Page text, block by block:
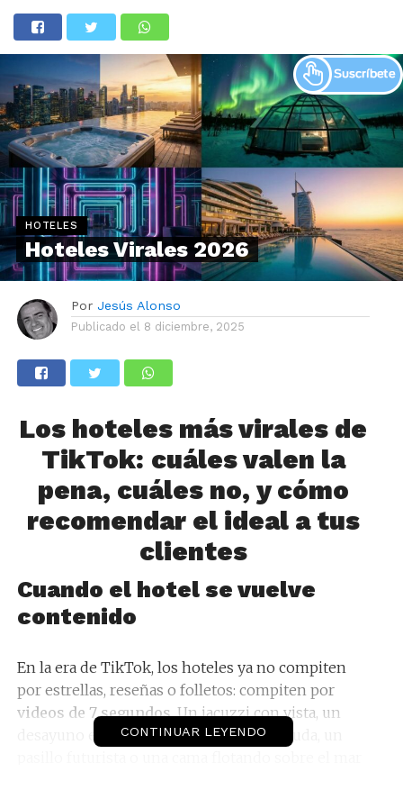
HOTELES
Hoteles Virales 2026
Por Jesús Alonso
Publicado el 8 diciembre, 2025
Los hoteles más virales de
TikTok: cuáles valen la
pena, cuáles no, y cómo
recomendar el ideal a tus
clientes
Cuando el hotel se vuelve
contenido
En la era de TikTok, los hoteles ya no compiten
por estrellas, reseñas o folletos: compiten por
videos de 7 segundos. Un jacuzzi con vista, un
desayuno espectacular, un robot que saluda, un
CONTINUAR LEYENDO